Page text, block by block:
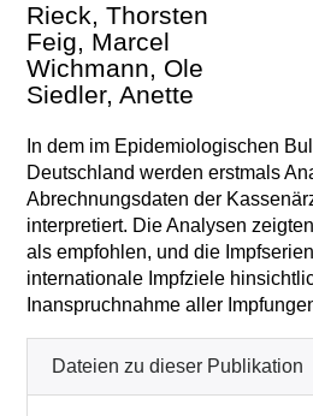
Rieck, Thorsten
Feig, Marcel
Wichmann, Ole
Siedler, Anette
In dem im Epidemiologischen
Deutschland werden erstmals
Abrechnungsdaten der
interpretiert. Die Analysen
als empfohlen, und die
internationale Impfziele
Inanspruchnahme aller
Dateien zu dieser Publikation